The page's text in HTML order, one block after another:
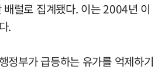
럴로 집계됐다. 이는 2004년 이
.
정부가 급등하는 유가를 억제하기